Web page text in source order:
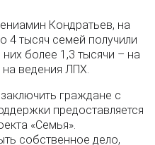
Кондратьев, на
4 тысяч семей получили
более 1,3 тысячи – на
на ведения ЛПХ.
граждане с
предоставляется
«Семья».
собственное дело,